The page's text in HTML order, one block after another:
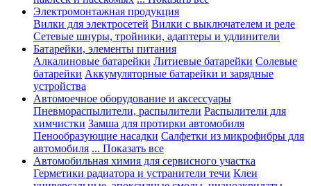
Электромонтажная продукция
Вилки для электросетей Вилки с выключателем и реле
Сетевые шнуры, тройники, адаптеры и удлинители
Батарейки, элементы питания
Алкалиновые батарейки Литиевые батарейки Солевые
батарейки Аккумуляторные батарейки и зарядные
устройства
Автомоечное оборудование и аксессуары
Пневмораспылители, распылители Распылители для
химчистки Замша для протирки автомобиля
Пенообразующие насадки Салфетки из микрофибры для
автомобиля ... Показать все
Автомобильная химия для сервисного участка
Герметики радиатора и устранители течи Клеи